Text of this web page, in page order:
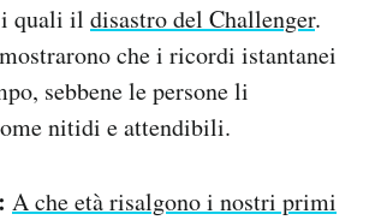
quali il disastro del Challenger.
che i ricordi istantanei
sebbene le persone li
nitidi e attendibili.
A che età risalgono i nostri primi